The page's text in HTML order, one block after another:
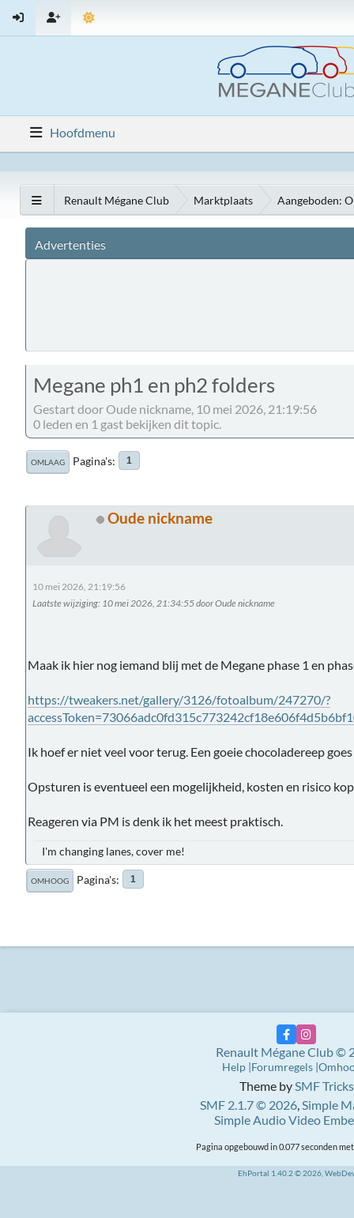
Hoofdmenu
Renault Mégane Club Marktplaats Aangeboden:
Advertenties
Megane ph1 en ph2 folders
Gestart door Oude nickname, 10 mei 2026, 21:19:56
0 leden en 1 gast bekijken dit topic.
OMLAAG Pagina's 1
Oude nickname
10 mei 2026, 21:19:56
Laatste wijziging: 10 mei 2026, 21:34:55 door Oude nickname
Maak ik hier nog iemand blij met de Megane phase 1 en
https://tweakers.net/gallery/3126/fotoalbum/247270/?
Ik hoef er niet veel voor terug. Een goeie chocoladereep
Opsturen is eventueel een mogelijkheid, kosten en risico
Reageren via PM is denk ik het meest praktisch.
I'm changing lanes, cover me!
OMHOOG Pagina's 1
Theme bySMF Tricks
SMF 2.1.7 © 2026,Simple
Simple Audio Video
Renault Mégane Club ©
Help Forumregels
Pagina opgebouwd in 0.077 seconden
EhPortal 1.40.2 © 2026,